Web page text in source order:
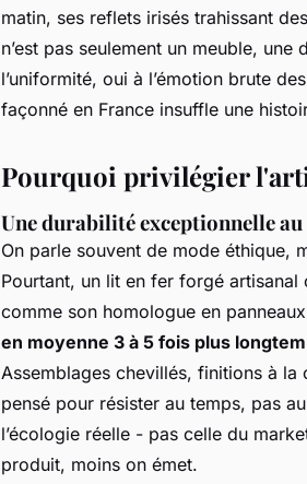
matin, ses reflets irisés trahissant
n’est pas seulement un meuble,
l’uniformité, oui à l’émotion brute
façonné en France insuffle une
Pourquoi privilégier
Une durabilité exceptionnelle
On parle souvent de mode éthique,
Pourtant, un lit en fer forgé
comme son homologue en
en moyenne 3 à 5 fois plus
Assemblages chevillés, finitions à la
pensé pour résister au temps, pas
l’écologie réelle - pas celle du
produit, moins on émet.